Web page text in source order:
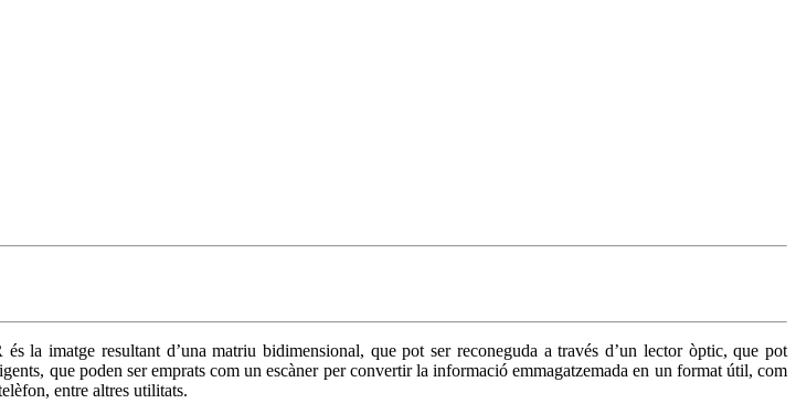
la imatge resultant d’una matriu bidimensional, que pot ser reconeguda a través d’un lector òptic, que pot
que poden ser emprats com un escàner per convertir la informació emmagatzemada en un format útil, com
entre altres utilitats.